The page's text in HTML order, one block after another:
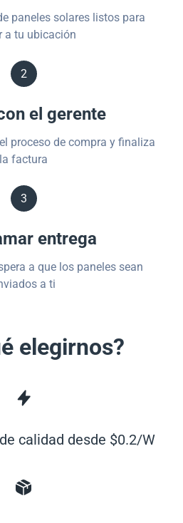
paneles solares listos para
a tu ubicación
2
el gerente
proceso de compra y finaliza
la factura
3
entrega
a que los paneles sean
a ti
elegirnos?
calidad desde $0.2/W